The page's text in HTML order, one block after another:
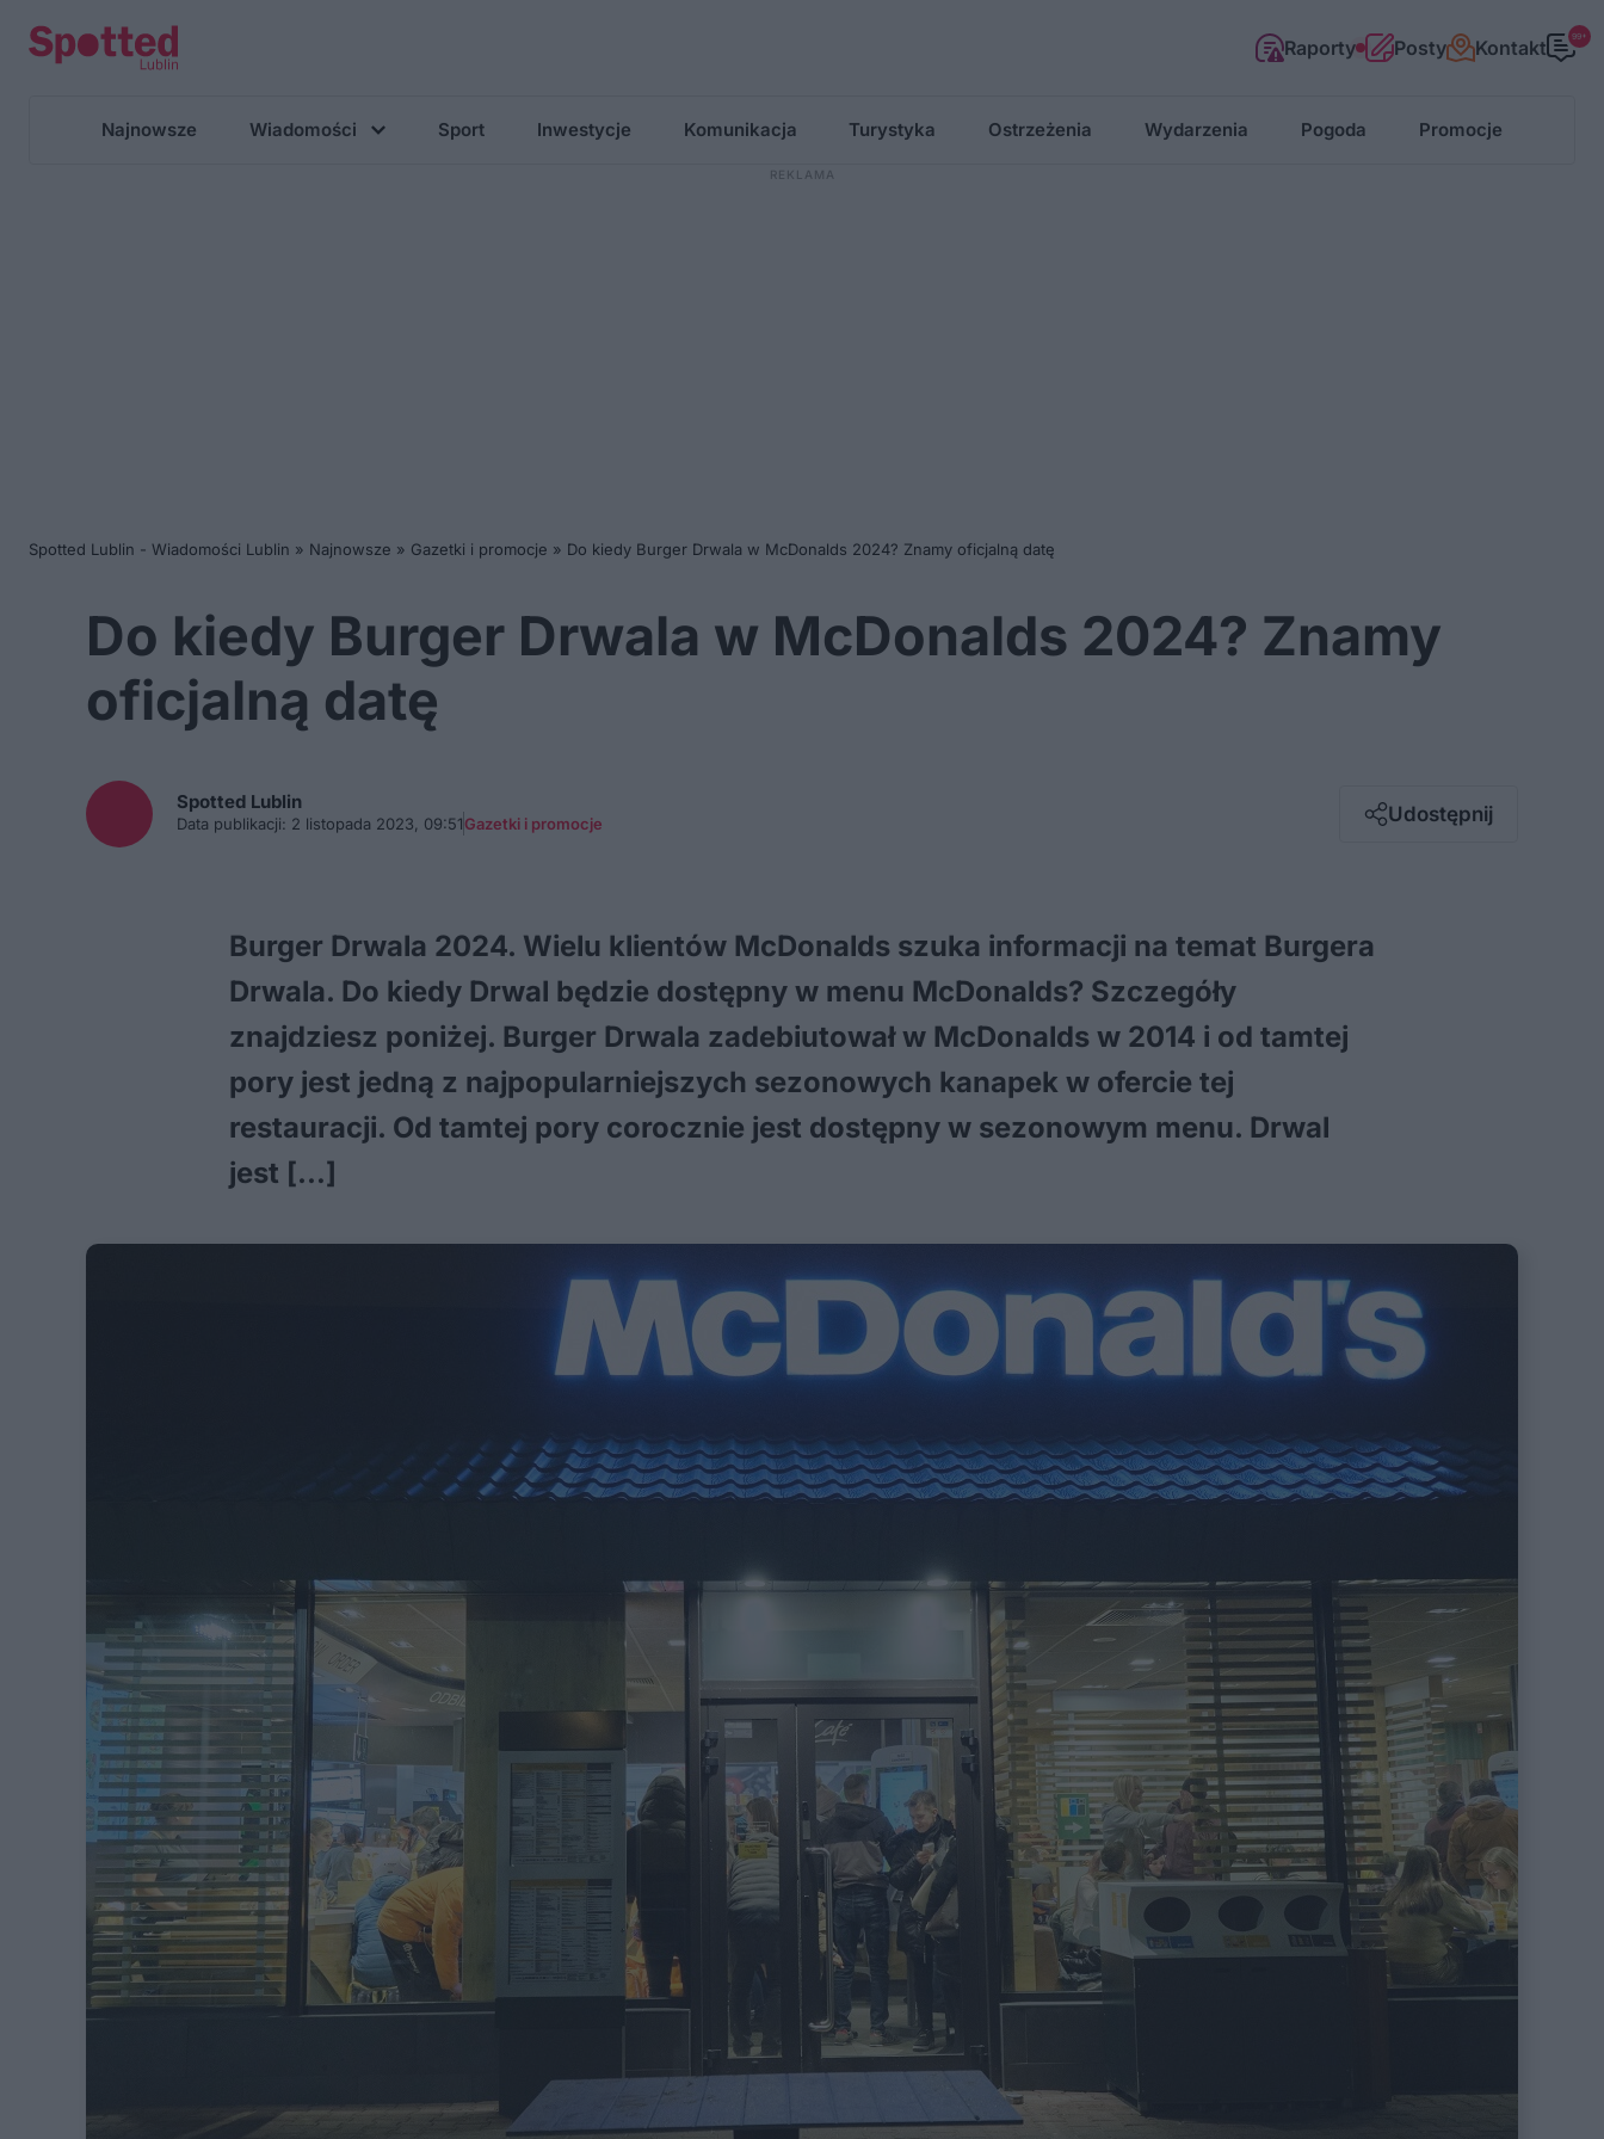
Raporty Posty Kontakt 99+
Najnowsze Wiadomości Sport Inwestycje Komunikacja Turystyka Ostrzeżenia Wydarzenia Pogoda Promocje
Spotted Lublin - Wiadomości Lublin » Najnowsze » Gazetki i promocje » Do kiedy Burger Drwala w McDonalds 2024? Znamy oficjalną datę
Do kiedy Burger Drwala w McDonalds 2024? Znamy
oficjalną datę
Spotted Lublin
Data publikacji: 2 listopada 2023, 09:51Gazetki i promocje Udostępnij
Messenger
Burger Drwala 2024. Wielu klientów McDonalds szuka informacji na temat Burgera
Drwala. Do kiedy Drwal będzie dostępny w menu McDonalds? Szczegóły
znajdziesz poniżej. Burger Drwala zadebiutował w McDonalds w 2014 i od tamtej
pory jest jedną z najpopularniejszych sezonowych kanapek w ofercie tej
restauracji. Od tamtej pory corocznie jest dostępny w sezonowym menu. Drwal
jest […]